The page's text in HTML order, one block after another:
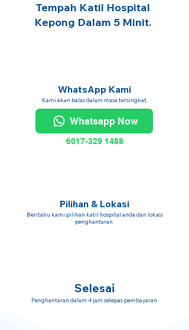
Tempah Katil Hospital
Kepong Dalam 5 Minit.
WhatsApp Kami
Kami akan balas dalam masa tersingkat.
Whatsapp Now
6017-329 1488
Pilihan & Lokasi
Beritahu kami pilihan katil hospital anda dan lokasi
penghantaran.
Selesai
Penghantaran dalam 4 jam selepas pembayaran.